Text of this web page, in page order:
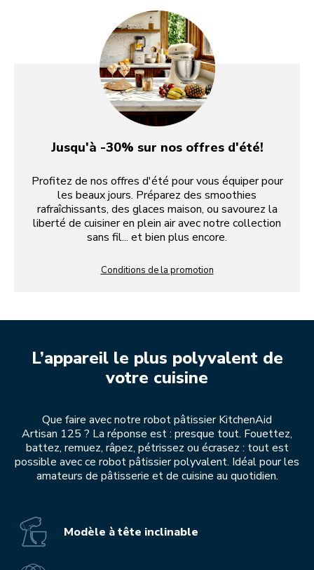
Jusqu'à -30% sur nos offres d'été!
Profitez de nos offres d'été pour vous équiper pour
les beaux jours. Préparez des smoothies
rafraîchissants, des glaces maison, ou savourez la
liberté de cuisiner en plein air avec notre collection
sans fil... et bien plus encore.
Conditions de la promotion
L’appareil le plus polyvalent de
votre cuisine
Que faire avec notre robot pâtissier KitchenAid
Artisan 125 ? La réponse est : presque tout. Fouettez,
battez, remuez, râpez, pétrissez ou écrasez : tout est
possible avec ce robot pâtissier polyvalent. Idéal pour les
amateurs de pâtisserie et de cuisine au quotidien.
Modèle à tête inclinable